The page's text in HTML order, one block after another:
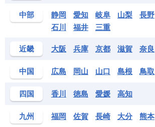
中部 静岡 愛知 岐阜 山梨 長野
石川
福井 三重
近畿 大阪 兵庫 京都 滋賀 奈良
中国 広島 岡山 山口 島根 鳥取
四国 香川 徳島 愛媛 高知
九州 福岡 佐賀 長崎 大分 熊本